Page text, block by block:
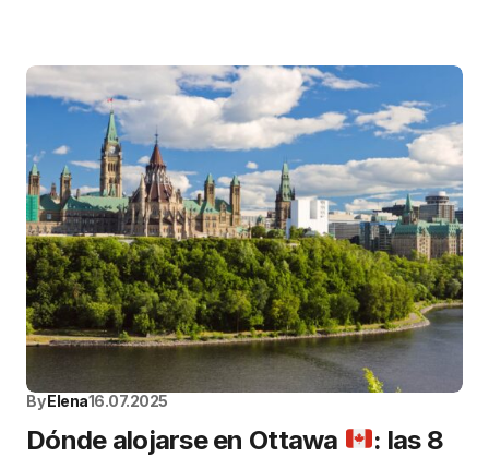
ByElena16.07.2025
Dónde alojarse en Ottawa
: las 8